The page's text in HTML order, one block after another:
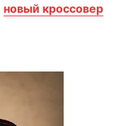
новый кроссовер